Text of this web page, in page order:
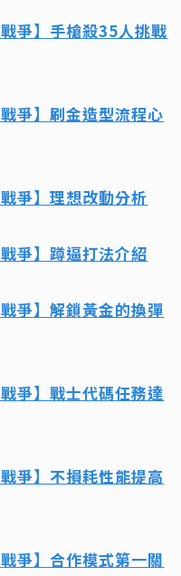
戰爭】手槍殺35人挑戰
爭】刷金造型流程心
爭】理想改動分析
爭】蹲逼打法介紹
爭】解鎖黃金的換彈
爭】戰士代碼任務達
爭】不損耗性能提高
爭】合作模式第一關